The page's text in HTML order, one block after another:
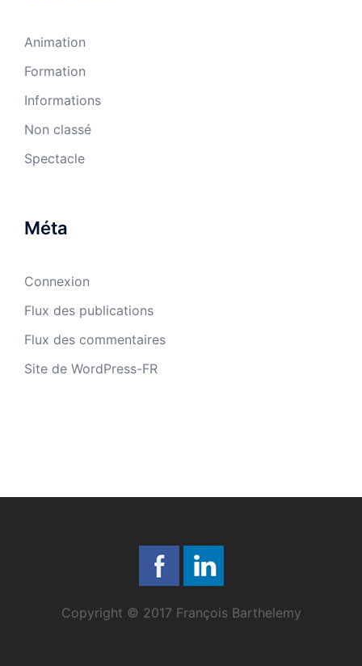
Animation
Formation
Informations
Non classé
Spectacle
Méta
Connexion
Flux des publications
Flux des commentaires
Site de WordPress-FR
Copyright © 2017 François Barthelemy